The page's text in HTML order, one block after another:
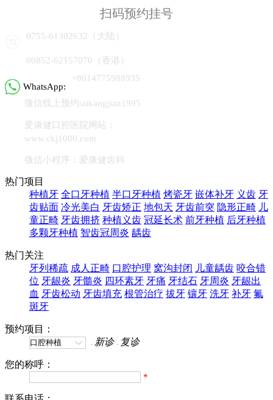
扫码预约挂号
0755-61302632（大陆）
00852-62157070（香港）
WhatsApp:
+8614775988935
微信线上预约:aikangjian1995
爱康健口腔医院网站：
www.ckj1000.com
微信小程序：爱康健齿科
热门项目
种植牙 全口牙种植 半口牙种植 烤瓷牙 嵌体补牙 义齿 牙
齿贴面 冷光美白 牙齿矫正 地包天 牙齿前突 隐形正畸 儿
童正畸 牙齿拥挤 种植义齿 冠延长术 前牙种植 后牙种植
多颗牙种植 智齿冠周炎 龋齿
热门关注
牙列稀疏 成人正畸 口腔护理 窝沟封闭 儿童龋齿 咬合错
位 牙龈炎 牙髓炎 四环素牙 牙痛 牙结石 牙周炎 牙龈出
血 牙齿松动 牙齿填充 根管治疗 拔牙 镶牙 洗牙 补牙 氟
斑牙
预约项目：
新诊
复诊
您的称呼：
*